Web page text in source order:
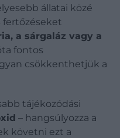
állatai közé
fertőzéseket
a sárgaláz vagy a
fontos
csökkenthetjük a
tájékozódási
– hangsúlyozza a
követni ezt a